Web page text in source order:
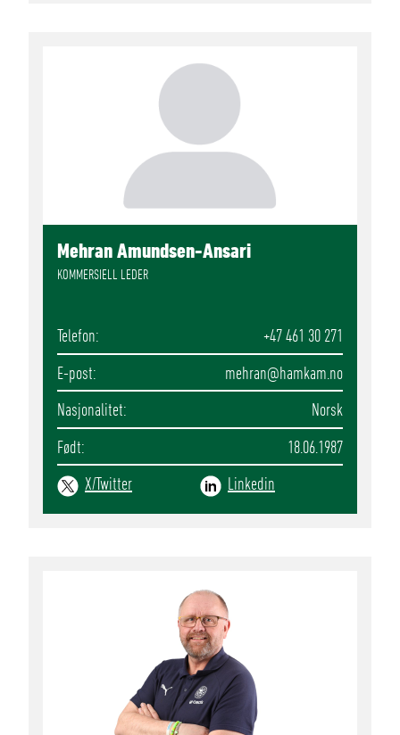
Mehran Amundsen-Ansari
KOMMERSIELL LEDER
Telefon
+47 461 30 271
E-post
mehran@hamkam.no
Nasjonalitet
Norsk
Født
18.06.1987
X/Twitter
Linkedin